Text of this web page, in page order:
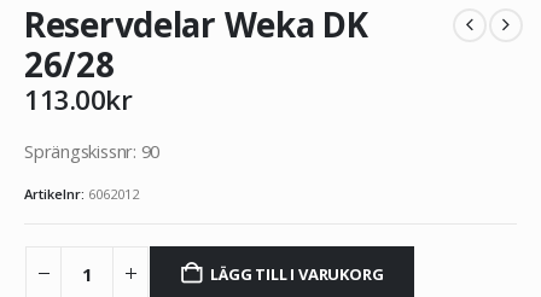
Reservdelar Weka DK
26/28
113.00kr
Sprängskissnr: 90
Artikelnr: 6062012
LÄGG TILL I VARUKORG